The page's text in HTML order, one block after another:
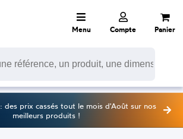
Menu Compte Panier
: des prix cassés tout le mois d'Août sur nos
meilleurs produits !